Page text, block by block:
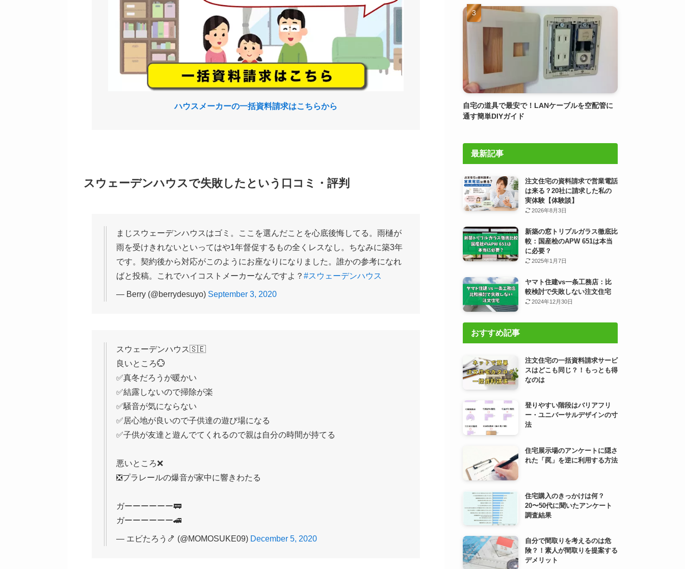
ハウスメーカーの一括資料請求はこちらから
スウェーデンハウスで失敗したという口コミ・評判
まじスウェーデンハウスはゴミ。ここを選んだことを心底後悔してる。雨樋が
雨を受けきれないといってはや1年督促するもの全くレスなし。ちなみに築3年
です。契約後から対応がこのようにお座なりになりました。誰かの参考になれ
ばと投稿。これでハイコストメーカーなんですよ？ #スウェーデンハウス
— Berry (@berrydesuyo) September 3, 2020
スウェーデンハウス🇸🇪
良いところ💮
✅真冬だろうが暖かい
✅結露しないので掃除が楽
✅騒音が気にならない
✅居心地が良いので子供達の遊び場になる
✅子供が友達と遊んでてくれるので親は自分の時間が持てる
悪いところ❌
❎プラレールの爆音が家中に響きわたる
ガーーーーーー🚃
ガーーーーーー🚄
— エビたろう🍤 (@MOMOSUKE09) December 5, 2020
自宅の道具で最安で！LANケーブルを空配管に
通す簡単DIYガイド
最新記事
注文住宅の資料請求で営業電話
は来る？20社に請求した私の
実体験【体験談】
2026年8月3日
新築の窓トリプルガラス徹底比
較：国産桧のAPW 651は本当
に必要？
2025年1月7日
ヤマト住建vs一条工務店：比
較検討で失敗しない注文住宅
2024年12月30日
おすすめ記事
注文住宅の一括資料請求サービ
スはどこも同じ？！もっとも得
なのは
登りやすい階段はバリアフリ
ー・ユニバーサルデザインの寸
法
住宅展示場のアンケートに隠さ
れた「罠」を逆に利用する方法
住宅購入のきっかけは何？
20〜50代に聞いたアンケート
調査結果
自分で間取りを考えるのは危
険？！素人が間取りを提案する
デメリット